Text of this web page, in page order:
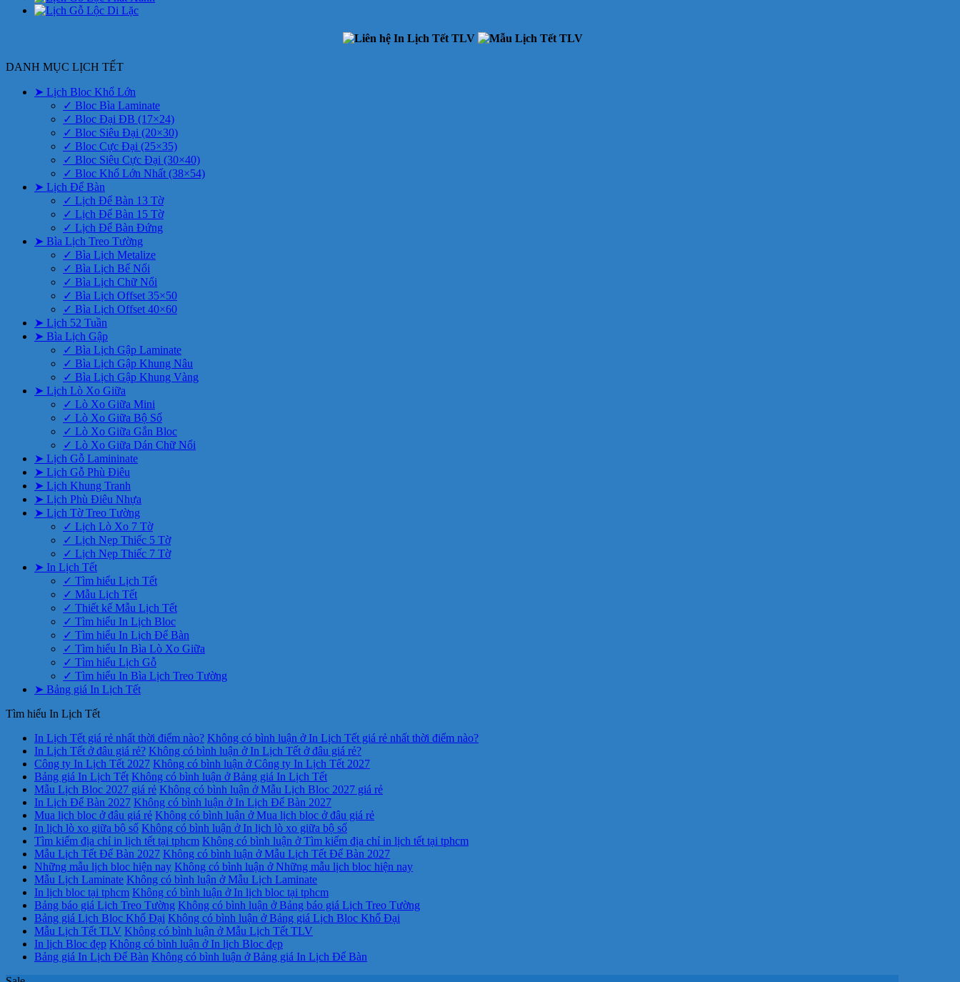
DANH MỤC LỊCH TẾT
➤ Lịch Bloc Khổ Lớn
✓ Bloc Bìa Laminate
✓ Bloc Đại ĐB (17×24)
✓ Bloc Siêu Đại (20×30)
✓ Bloc Cực Đại (25×35)
✓ Bloc Siêu Cực Đại (30×40)
✓ Bloc Khổ Lớn Nhất (38×54)
➤ Lịch Để Bàn
✓ Lịch Để Bàn 13 Tờ
✓ Lịch Để Bàn 15 Tờ
✓ Lịch Để Bàn Đứng
➤ Bìa Lịch Treo Tường
✓ Bìa Lịch Metalize
✓ Bìa Lịch Bế Nổi
✓ Bìa Lịch Chữ Nổi
✓ Bìa Lịch Offset 35×50
✓ Bìa Lịch Offset 40×60
➤ Lịch 52 Tuần
➤ Bìa Lịch Gập
✓ Bìa Lịch Gập Laminate
✓ Bìa Lịch Gập Khung Nâu
✓ Bìa Lịch Gập Khung Vàng
➤ Lịch Lò Xo Giữa
✓ Lò Xo Giữa Mini
✓ Lò Xo Giữa Bộ Số
✓ Lò Xo Giữa Gắn Bloc
✓ Lò Xo Giữa Dán Chữ Nổi
➤ Lịch Gỗ Lamininate
➤ Lịch Gỗ Phù Điêu
➤ Lịch Khung Tranh
➤ Lịch Phù Điêu Nhựa
➤ Lịch Tờ Treo Tường
✓ Lịch Lò Xo 7 Tờ
✓ Lịch Nẹp Thiếc 5 Tờ
✓ Lịch Nẹp Thiếc 7 Tờ
➤ In Lịch Tết
✓ Tìm hiểu Lịch Tết
✓ Mẫu Lịch Tết
✓ Thiết kế Mẫu Lịch Tết
✓ Tìm hiểu In Lịch Bloc
✓ Tìm hiểu In Lịch Để Bàn
✓ Tìm hiểu In Bìa Lò Xo Giữa
✓ Tìm hiểu Lịch Gỗ
✓ Tìm hiểu In Bìa Lịch Treo Tường
➤ Bảng giá In Lịch Tết
Tìm hiểu In Lịch Tết
In Lịch Tết giá rẻ nhất thời điểm nào? Không có bình luận ở In Lịch Tết giá rẻ nhất thời điểm nào?
In Lịch Tết ở đâu giá rẻ? Không có bình luận ở In Lịch Tết ở đâu giá rẻ?
Công ty In Lịch Tết 2027 Không có bình luận ở Công ty In Lịch Tết 2027
Bảng giá In Lịch Tết Không có bình luận ở Bảng giá In Lịch Tết
Mẫu Lịch Bloc 2027 giá rẻ Không có bình luận ở Mẫu Lịch Bloc 2027 giá rẻ
In Lịch Để Bàn 2027 Không có bình luận ở In Lịch Để Bàn 2027
Mua lịch bloc ở đâu giá rẻ Không có bình luận ở Mua lịch bloc ở đâu giá rẻ
In lịch lò xo giữa bộ số Không có bình luận ở In lịch lò xo giữa bộ số
Tìm kiếm địa chỉ in lịch tết tại tphcm Không có bình luận ở Tìm kiếm địa chỉ in lịch tết tại tphcm
Mẫu Lịch Tết Để Bàn 2027 Không có bình luận ở Mẫu Lịch Tết Để Bàn 2027
Những mẫu lịch bloc hiện nay Không có bình luận ở Những mẫu lịch bloc hiện nay
Mẫu Lịch Laminate Không có bình luận ở Mẫu Lịch Laminate
In lịch bloc tại tphcm Không có bình luận ở In lịch bloc tại tphcm
Bảng báo giá Lịch Treo Tường Không có bình luận ở Bảng báo giá Lịch Treo Tường
Bảng giá Lịch Bloc Khổ Đại Không có bình luận ở Bảng giá Lịch Bloc Khổ Đại
Mẫu Lịch Tết TLV Không có bình luận ở Mẫu Lịch Tết TLV
In lịch Bloc đẹp Không có bình luận ở In lịch Bloc đẹp
Bảng giá In Lịch Để Bàn Không có bình luận ở Bảng giá In Lịch Để Bàn